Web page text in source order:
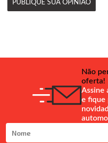
PUBLIQUE SUA OPINIÃO
Não
oferta!
Assine
e fique